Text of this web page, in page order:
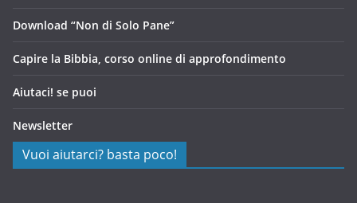
Download “Non di Solo Pane”
Capire la Bibbia, corso online di approfondimento
Aiutaci! se puoi
Newsletter
Vuoi aiutarci? basta poco!